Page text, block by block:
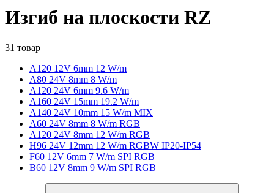
Изгиб на плоскости RZ
31 товар
A120 12V 6mm 12 W/m
А80 24V 8mm 8 W/m
A120 24V 6mm 9.6 W/m
A160 24V 15mm 19.2 W/m
A140 24V 10mm 15 W/m MIX
A60 24V 8mm 8 W/m RGB
A120 24V 8mm 12 W/m RGB
H96 24V 12mm 12 W/m RGBW IP20-IP54
F60 12V 6mm 7 W/m SPI RGB
B60 12V 8mm 9 W/m SPI RGB